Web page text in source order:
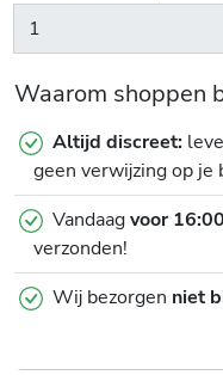
Waarom shoppen
Altijd discreet:
geen verwijzing op je
Vandaagvoor
verzonden!
Wij bezorgen niet